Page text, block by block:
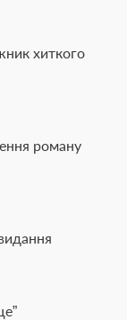
хиткого
роману